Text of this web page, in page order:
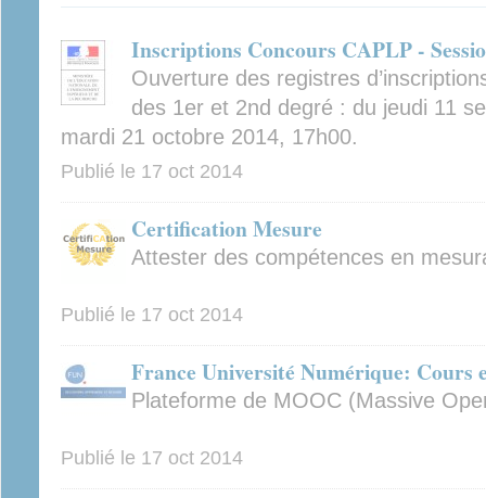
Inscriptions Concours CAPLP -
Ouverture des registres
des 1er et 2nd degré : du jeudi 11
mardi 21 octobre 2014, 17h00.
Publié le 17 oct 2014
Certification Mesure
Attester des compétences en
Publié le 17 oct 2014
France Université Numérique: Cours
Plateforme de MOOC (Massive
Publié le 17 oct 2014